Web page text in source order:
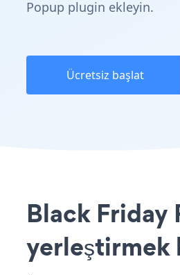
Popup plugin ekleyin.
Ücretsiz başlat
Black Friday
yerleştirmek